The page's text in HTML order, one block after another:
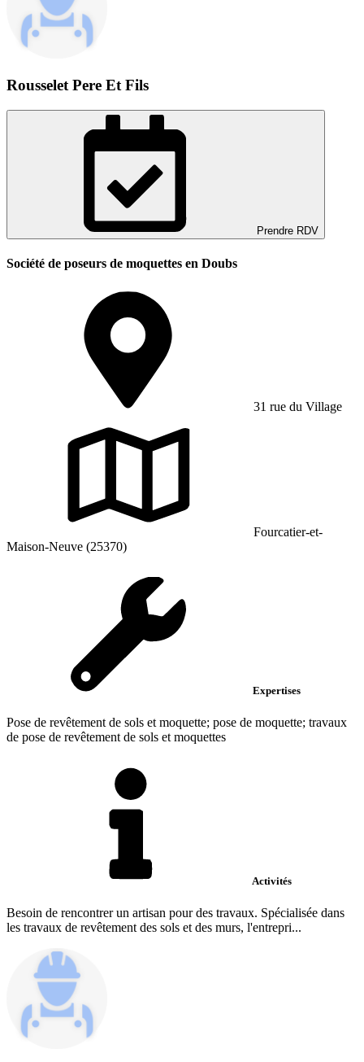
Rousselet Pere Et Fils
Prendre RDV
Société de poseurs de moquettes en Doubs
31 rue du Village
Fourcatier-et-
Maison-Neuve (25370)
Expertises
Pose de revêtement de sols et moquette; pose de moquette; travaux
de pose de revêtement de sols et moquettes
Activités
Besoin de rencontrer un artisan pour des travaux. Spécialisée dans
les travaux de revêtement des sols et des murs, l'entrepri...